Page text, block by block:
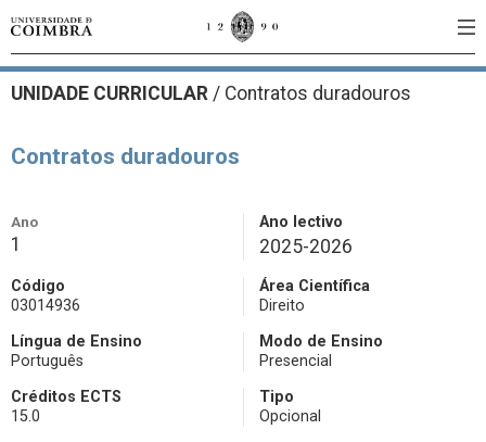
UNIDADE CURRICULAR / Contratos duradouros
Contratos duradouros
Ano
1
Ano lectivo
2025-2026
Código
03014936
Área Científica
Direito
Língua de Ensino
Português
Modo de Ensino
Presencial
Créditos ECTS
15.0
Tipo
Opcional